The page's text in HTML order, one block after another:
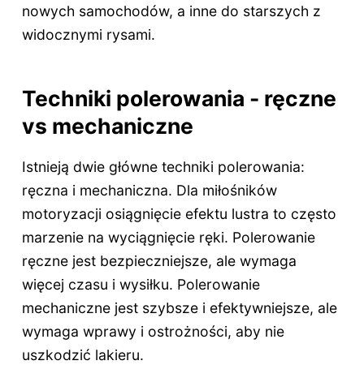
nowych samochodów, a inne do starszych z
widocznymi rysami.
Techniki polerowania - ręczne
vs mechaniczne
Istnieją dwie główne techniki polerowania:
ręczna i mechaniczna. Dla miłośników
motoryzacji osiągnięcie efektu lustra to często
marzenie na wyciągnięcie ręki. Polerowanie
ręczne jest bezpieczniejsze, ale wymaga
więcej czasu i wysiłku. Polerowanie
mechaniczne jest szybsze i efektywniejsze, ale
wymaga wprawy i ostrożności, aby nie
uszkodzić lakieru.